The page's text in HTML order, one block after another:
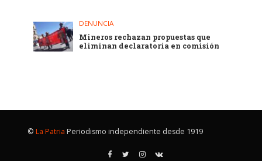
DENUNCIA
Mineros rechazan propuestas que
eliminan declaratoria en comisión
© La Patria Periodismo independiente desde 1919